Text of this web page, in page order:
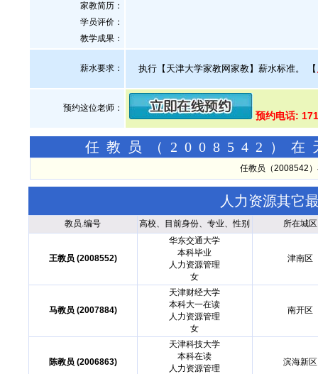
家教简历：
学员评价：
教学成果：
薪水要求： 执行【天津大学家教网家教】薪水标准。 【
预约这位老师：
预约电话:
任教员（2008542）在
任教员（2008542
人力资源其它
教员.编号 高校、目前身份、专业、性别 所在城区
王教员 (2008552)
华东交通大学
本科毕业
人力资源管理
女
津南区
马教员 (2007884)
天津财经大学
本科大一在读
人力资源管理
女
南开区
陈教员 (2006863)
天津科技大学
本科在读
人力资源管理
滨海新区